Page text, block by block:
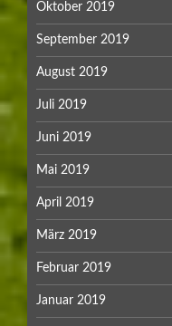
Oktober 2019
September 2019
August 2019
Juli 2019
Juni 2019
Mai 2019
April 2019
März 2019
Februar 2019
Januar 2019